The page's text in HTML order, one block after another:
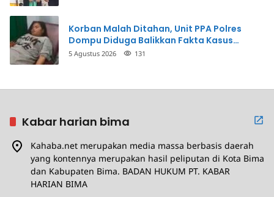
Korban Malah Ditahan, Unit PPA Polres
Dompu Diduga Balikkan Fakta Kasus
Penganiayaan
5 Agustus 2026 131
Kabar harian bima
Kahaba.net merupakan media massa berbasis daerah
yang kontennya merupakan hasil peliputan di Kota Bima
dan Kabupaten Bima. BADAN HUKUM PT. KABAR
HARIAN BIMA